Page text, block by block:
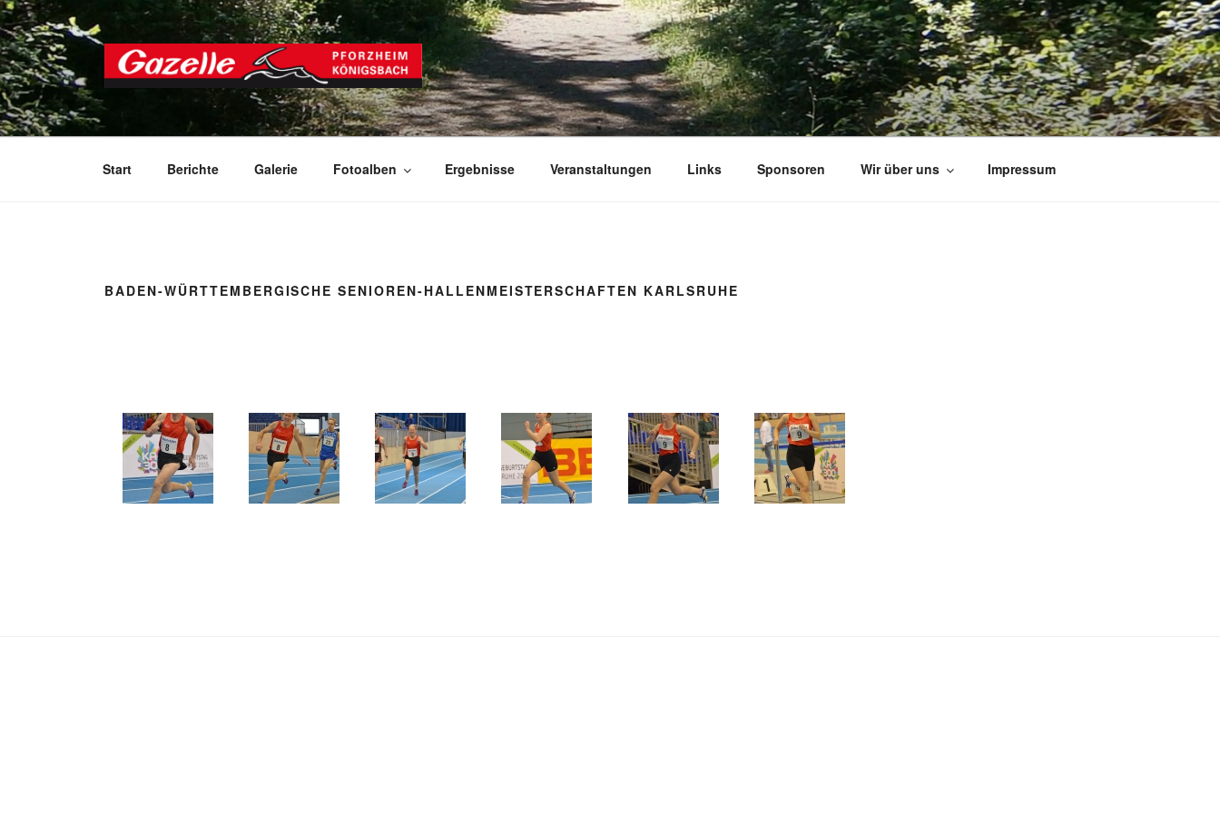
Zum
Inhalt
springen
GAZELLE PFORZHEIM KÖNIGSBACH E.V.
Start Berichte Galerie Fotoalben Ergebnisse Veranstaltungen Links Sponsoren Wir über uns Impressum
BADEN-WÜRTTEMBERGISCHE SENIOREN-HALLENMEISTERSCHAFTEN KARLSRUHE